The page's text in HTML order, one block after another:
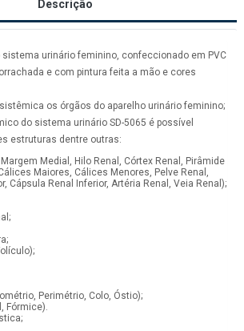
Descrição
urinário feminino, confeccionado em PVC
e com pintura feita a mão e cores
os órgãos do aparelho urinário feminino;
do sistema urinário SD-5065 é possível
estruturas dentre outras:
Medial, Hilo Renal, Córtex Renal, Pirâmide
Maiores, Cálices Menores, Pelve Renal,
Cápsula Renal Inferior, Artéria Renal, Veia Renal);
Perimétrio, Colo, Óstio);
Fórmice).